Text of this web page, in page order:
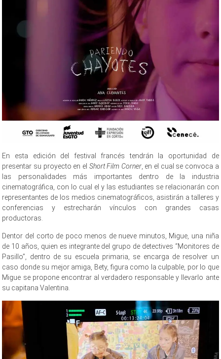
En esta edición del festival francés tendrán la oportunidad de
presentar su proyecto en el Short Film Corner, en el cual se convoca a
las personalidades más importantes dentro de la industria
cinematográfica, con lo cual el y las estudiantes se relacionarán con
representantes de los medios cinematográficos, asistirán a talleres y
conferencias y estrecharán vínculos con grandes casas
productoras.
Dentor del corto de poco menos de nueve minutos, Migue, una niña
de 10 años, quien es integrante del grupo de detectives “Monitores de
Pasillo”, dentro de su escuela primaria, se encarga de resolver un
caso donde su mejor amiga, Bety, figura como la culpable, por lo que
Migue se propone encontrar al verdadero responsable y llevarlo ante
su capitana Valentina.